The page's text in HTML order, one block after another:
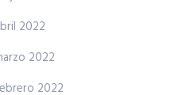
2022
2022
2022